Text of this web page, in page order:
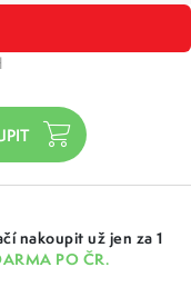
nakoupit už jen za 1
PO ČR.